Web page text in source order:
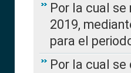
Por la cual se
2019,
para el
Por la cual